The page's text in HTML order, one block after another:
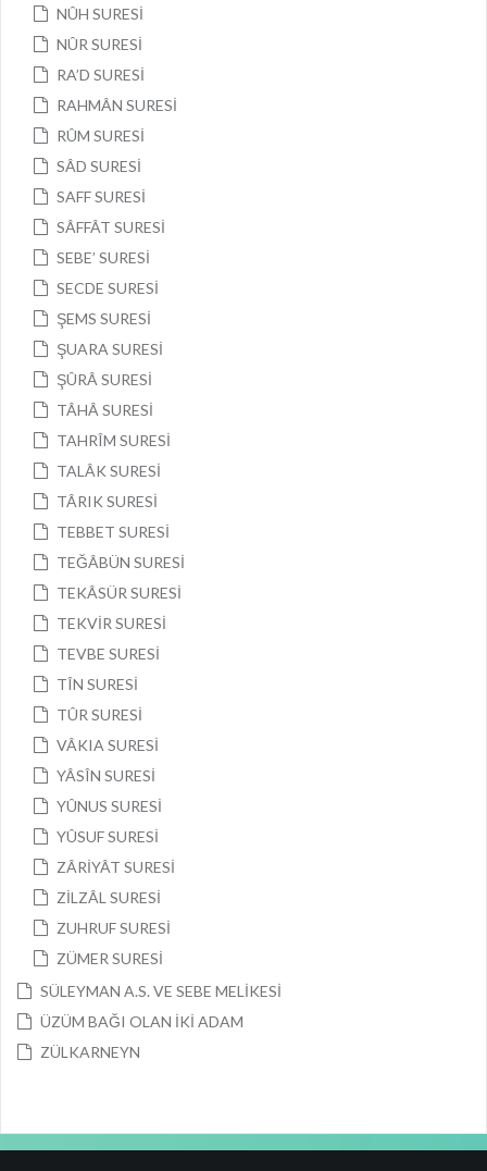
NÛH SURESİ
NÛR SURESİ
RA’D SURESİ
RAHMÂN SURESİ
RÛM SURESİ
SÂD SURESİ
SAFF SURESİ
SÂFFÂT SURESİ
SEBE’ SURESİ
SECDE SURESİ
ŞEMS SURESİ
ŞUARA SURESİ
ŞÛRÂ SURESİ
TÂHÂ SURESİ
TAHRÎM SURESİ
TALÂK SURESİ
TÂRIK SURESİ
TEBBET SURESİ
TEĞÂBÜN SURESİ
TEKÂSÜR SURESİ
TEKVİR SURESİ
TEVBE SURESİ
TÎN SURESİ
TÛR SURESİ
VÂKIA SURESİ
YÂSÎN SURESİ
YÛNUS SURESİ
YÛSUF SURESİ
ZÂRİYÂT SURESİ
ZİLZÂL SURESİ
ZUHRUF SURESİ
ZÜMER SURESİ
SÜLEYMAN A.S. VE SEBE MELİKESİ
ÜZÜM BAĞI OLAN İKİ ADAM
ZÜLKARNEYN